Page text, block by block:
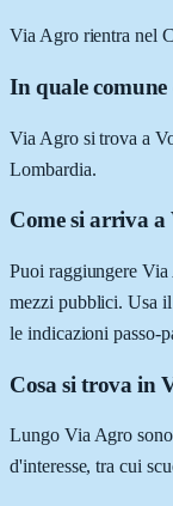
Via Agro rientra nel
In quale
Via Agro si trova a
Lombardia.
Come si arriva
Puoi raggiungere
mezzi pubblici. Usa
le indicazioni passo-
Cosa si trova in
Lungo Via Agro
d'interesse, tra cui